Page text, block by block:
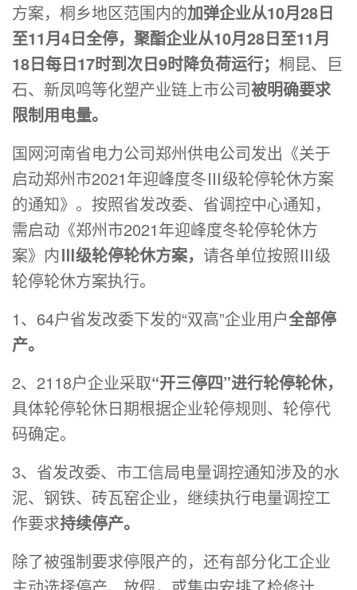
方案，桐乡地区范围内的加弹企业从10月28日
至11月4日全停，聚酯企业从10月28日至11月
18日每日17时到次日9时降负荷运行； 桐昆、巨
石、新凤鸣等化塑产业链上市公司被明确要求
限制用电量。
国网河南省电力公司郑州供电公司发出《关于
启动郑州市2021年迎峰度冬Ⅲ级轮停轮休方案
的通知》。按照省发改委、省调控中心通知，
需启动《郑州市2021年迎峰度冬轮停轮休方
案》内Ⅲ级轮停轮休方案， 请各单位按照Ⅲ级
轮停轮休方案执行。
1、64户省发改委下发的“双高”企业用户全部停
产。
2、2118户企业采取“开三停四”进行轮停轮休，
具体轮停轮休日期根据企业轮停规则、轮停代
码确定。
3、省发改委、市工信局电量调控通知涉及的水
泥、钢铁、砖瓦窑企业，继续执行电量调控工
作要求持续停产。
除了被强制要求停限产的，还有部分化工企业